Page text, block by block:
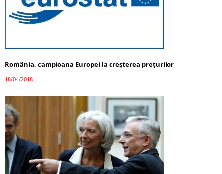
România, campioana Europei la creşterea preţurilor
18/04/2018